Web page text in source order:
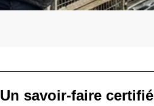
Un savoir-faire certifié